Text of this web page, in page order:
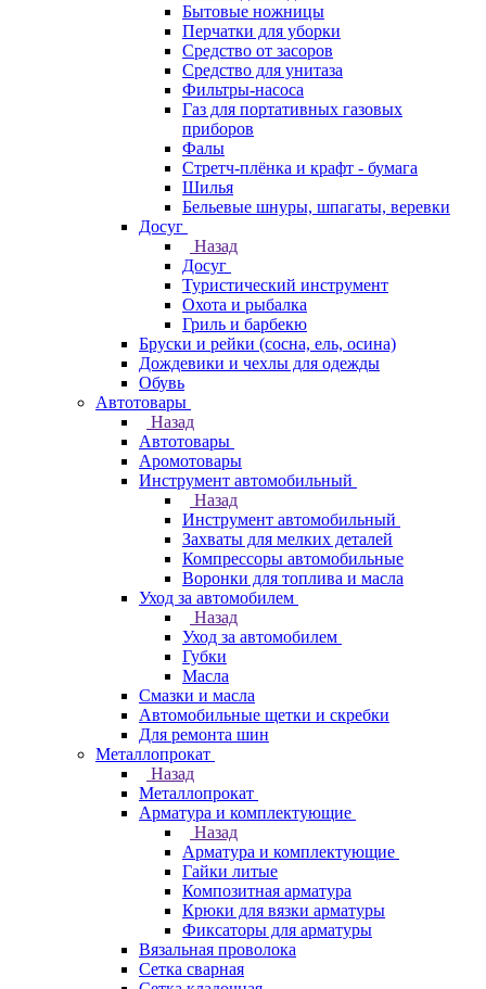
Бытовые ножницы
Перчатки для уборки
Средство от засоров
Средство для унитаза
Фильтры-насоса
Газ для портативных газовых
приборов
Фалы
Стретч-плёнка и крафт - бумага
Шилья
Бельевые шнуры, шпагаты, веревки
Досуг
Назад
Досуг
Туристический инструмент
Охота и рыбалка
Гриль и барбекю
Бруски и рейки (сосна, ель, осина)
Дождевики и чехлы для одежды
Обувь
Автотовары
Назад
Автотовары
Аромотовары
Инструмент автомобильный
Назад
Инструмент автомобильный
Захваты для мелких деталей
Компрессоры автомобильные
Воронки для топлива и масла
Уход за автомобилем
Назад
Уход за автомобилем
Губки
Масла
Смазки и масла
Автомобильные щетки и скребки
Для ремонта шин
Металлопрокат
Назад
Металлопрокат
Арматура и комплектующие
Назад
Арматура и комплектующие
Гайки литые
Композитная арматура
Крюки для вязки арматуры
Фиксаторы для арматуры
Вязальная проволока
Сетка сварная